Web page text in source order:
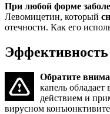
При любой форме
Левомицетин, который
отечности. Как его
Эффективность
Обратите
капель
действием и
вирусном